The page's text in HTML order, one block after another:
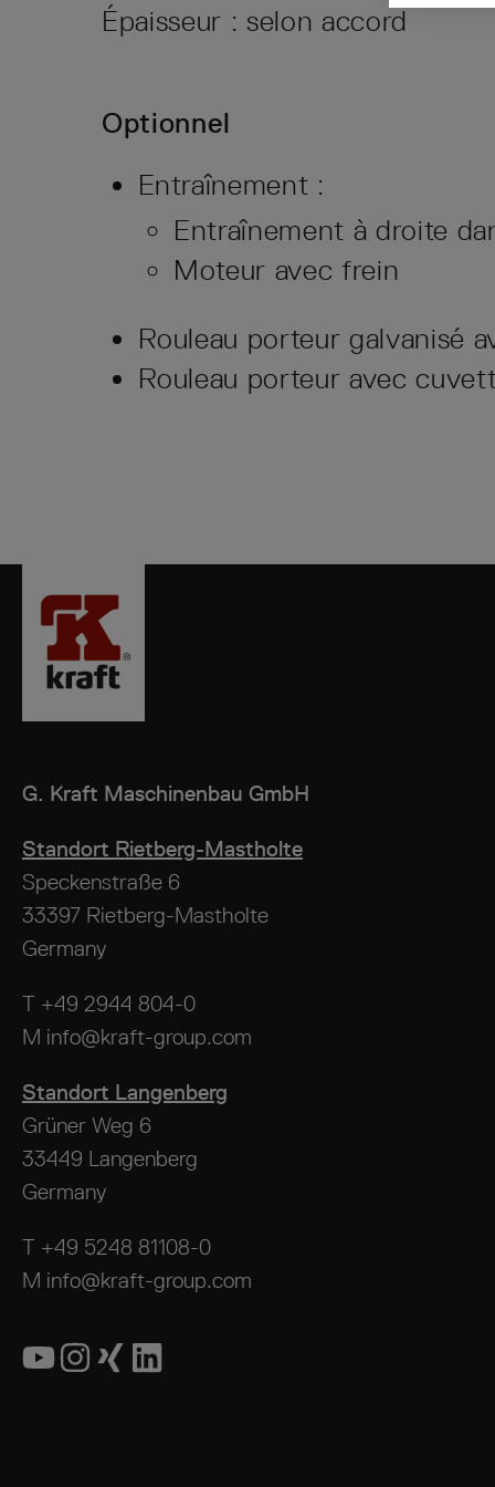
Épaisseur : selon accord
Optionnel
Entraînement :
Entraînement à droite
Moteur avec frein
Rouleau porteur galvanisé
Rouleau porteur avec
G. Kraft Maschinenbau GmbH
Standort Rietberg-Mastholte
Speckenstraße 6
33397 Rietberg-Mastholte
Germany
T +49 2944 804-0
M info@kraft-group.com
Standort Langenberg
Grüner Weg 6
33449 Langenberg
Germany
T +49 5248 81108-0
M info@kraft-group.com